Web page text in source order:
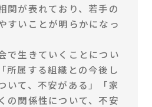
関が表れており、若手の
すいことが明らかになっ
で生きていくことについ
所属する組織との今後し
いて、不安がある」「家
の関係性について、不安